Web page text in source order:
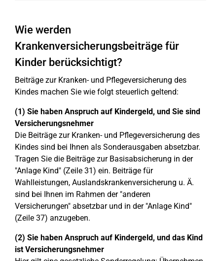
Wie werden
Krankenversicherungsbeiträge für
Kinder berücksichtigt?
Beiträge zur Kranken- und Pflegeversicherung des
Kindes machen Sie wie folgt steuerlich geltend:
(1) Sie haben Anspruch auf Kindergeld, und Sie sind
Versicherungsnehmer
Die Beiträge zur Kranken- und Pflegeversicherung des
Kindes sind bei Ihnen als Sonderausgaben absetzbar.
Tragen Sie die Beiträge zur Basisabsicherung in der
"Anlage Kind" (Zeile 31) ein. Beiträge für
Wahlleistungen, Auslandskrankenversicherung u. Ä.
sind bei Ihnen im Rahmen der "anderen
Versicherungen" absetzbar und in der "Anlage Kind"
(Zeile 37) anzugeben.
(2) Sie haben Anspruch auf Kindergeld, und das Kind
ist Versicherungsnehmer